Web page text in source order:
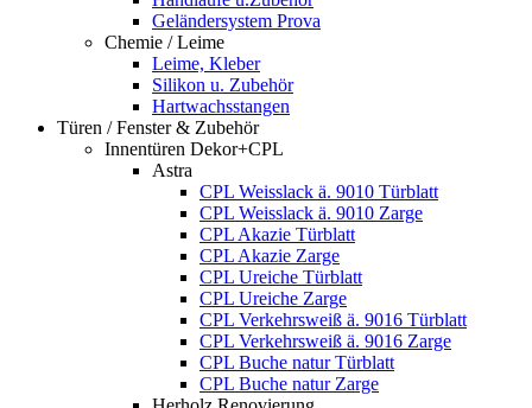
Geländersystem Prova
Chemie / Leime
Leime, Kleber
Silikon u. Zubehör
Hartwachsstangen
Türen / Fenster & Zubehör
Innentüren Dekor+CPL
Astra
CPL Weisslack ä. 9010 Türblatt
CPL Weisslack ä. 9010 Zarge
CPL Akazie Türblatt
CPL Akazie Zarge
CPL Ureiche Türblatt
CPL Ureiche Zarge
CPL Verkehrsweiß ä. 9016 Türblatt
CPL Verkehrsweiß ä. 9016 Zarge
CPL Buche natur Türblatt
CPL Buche natur Zarge